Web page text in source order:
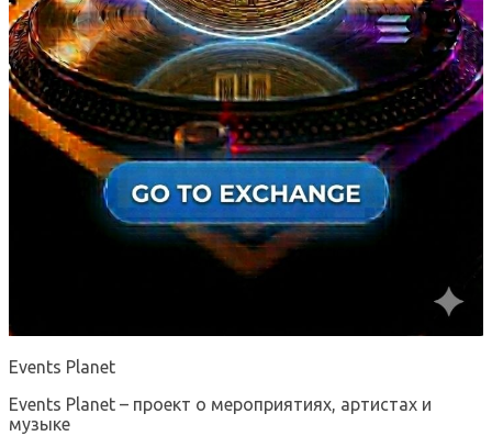
Events Planet
Events Planet – проект о мероприятиях, артистах и
музыке